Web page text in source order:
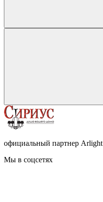
официальный партнер Arlight
Мы в соцсетях